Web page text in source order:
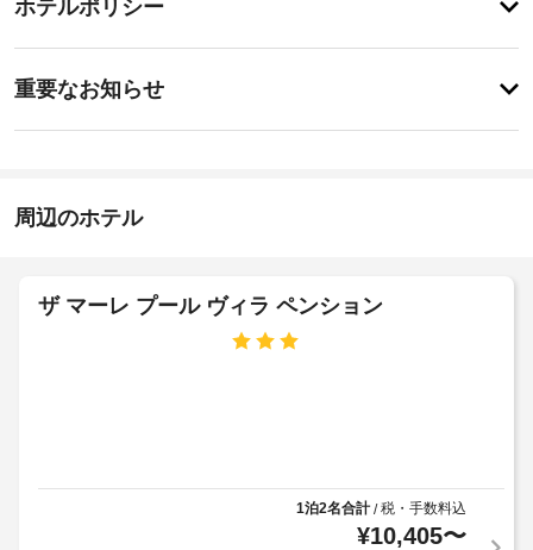
ン
ン
で
ペ
ー ス
ス
ホテルポリシー
ェ
ッ
ク
イ
ン
に
重要なお知らせ
に
あ
周辺のホテル
ザ マーレ プール ヴィラ ペンション
1泊2名合計/税・手数料込
¥10,405〜